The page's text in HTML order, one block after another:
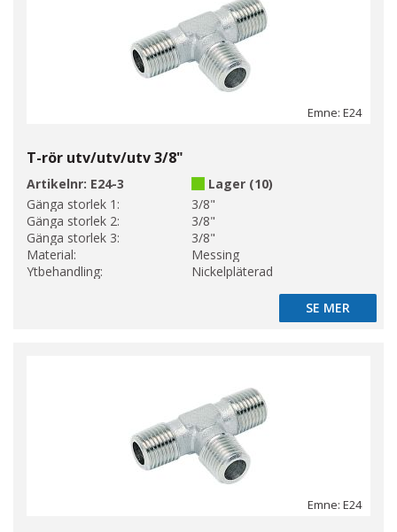
Emne: E24
T-rör utv/utv/utv 3/8"
Artikelnr: E24-3
Lager (10)
Gänga storlek 1:
3/8"
Gänga storlek 2:
3/8"
Gänga storlek 3:
3/8"
Material:
Messing
Ytbehandling:
Nickelpläterad
SE MER
SE MER
Emne: E24